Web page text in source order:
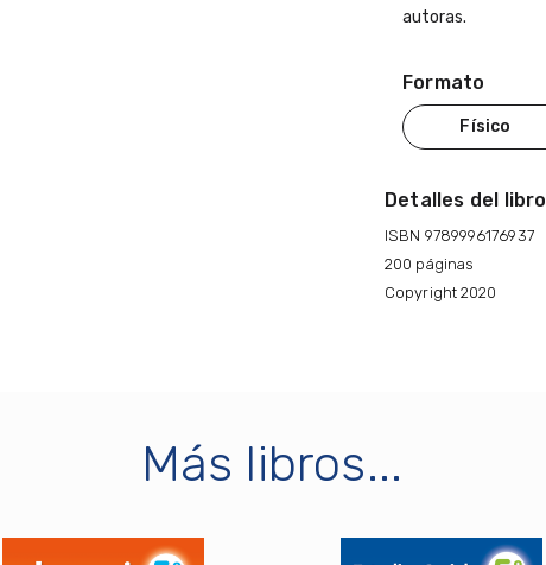
autoras.
Formato
Físico
Detalles del libro
ISBN 9789996176937
200 páginas
Copyright 2020
Más libros...